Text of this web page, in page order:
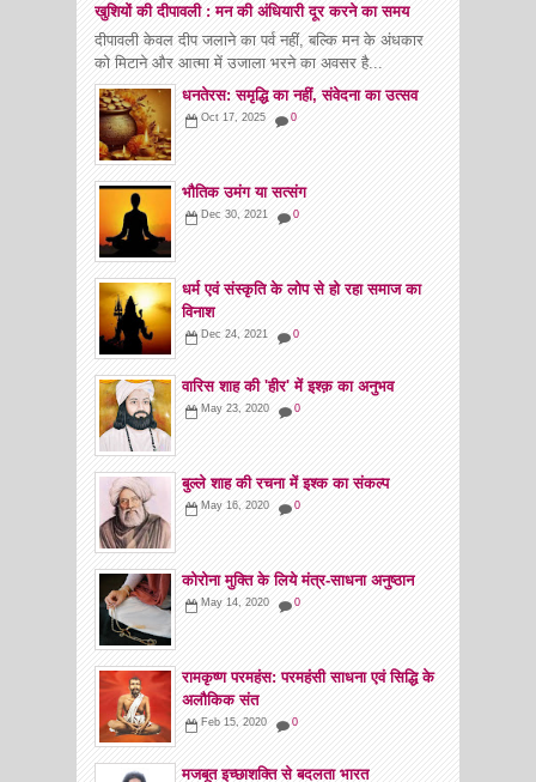
खुशियों की दीपावली : मन की अंधियारी दूर करने का समय
दीपावली केवल दीप जलाने का पर्व नहीं, बल्कि मन के अंधकार
को मिटाने और आत्मा में उजाला भरने का अवसर है...
धनतेरस: समृद्धि का नहीं, संवेदना का उत्सव
Oct 17, 2025 0
भौतिक उमंग या सत्संग
Dec 30, 2021 0
धर्म एवं संस्कृति के लोप से हो रहा समाज का
विनाश
Dec 24, 2021 0
वारिस शाह की 'हीर' में इश्क़ का अनुभव
May 23, 2020 0
बुल्ले शाह की रचना में इश्क का संकल्प
May 16, 2020 0
कोरोना मुक्ति के लिये मंत्र-साधना अनुष्ठान
May 14, 2020 0
रामकृष्ण परमहंस: परमहंसी साधना एवं सिद्धि के
अलौकिक संत
Feb 15, 2020 0
मजबूत इच्छाशक्ति से बदलता भारत